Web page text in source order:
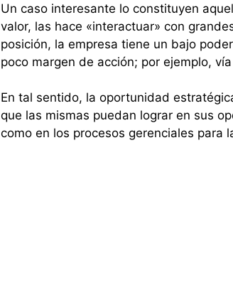
Un caso interesante lo constituyen
valor, las hace «interactuar» con
posición, la empresa tiene un bajo
poco margen de acción; por ejemplo,
En tal sentido, la oportunidad
que las mismas puedan lograr en sus
como en los procesos gerenciales para